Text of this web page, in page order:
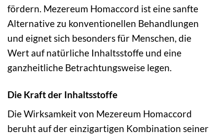
fördern. Mezereum Homaccord ist eine sanfte
Alternative zu konventionellen Behandlungen
und eignet sich besonders für Menschen, die
Wert auf natürliche Inhaltsstoffe und eine
ganzheitliche Betrachtungsweise legen.
Die Kraft der Inhaltsstoffe
Die Wirksamkeit von Mezereum Homaccord
beruht auf der einzigartigen Kombination seiner